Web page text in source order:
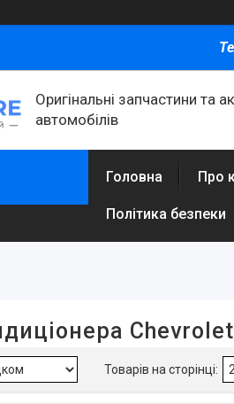
Оригінальні запчастини та
автомобілів
Головна Про
Політика безпеки